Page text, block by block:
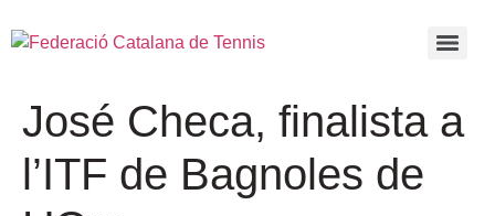
José Checa, finalista a
l’ITF de Bagnoles de